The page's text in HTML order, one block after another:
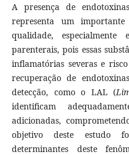
A presença de
representa um
qualidade, especialmente
parenterais, pois essas
inflamatórias severas e
recuperação de
detecção, como o LAL (
identificam
adicionadas,
objetivo deste estudo
determinantes deste